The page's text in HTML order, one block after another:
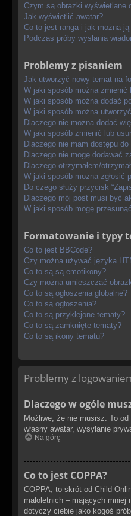
Czym są obrazki wyświetlane
Jak wyświetlić awatar?
Co to jest ranga i jak można
Podczas próby wysłania
Problemy z pisaniem
Jak utworzyć nowy temat na
W jaki sposób można zmienić
W jaki sposób można dodać
W jaki sposób można
Dlaczego nie można dodać
W jaki sposób zmienić lub
Dlaczego nie mam dostępu do
Dlaczego nie mogę dodawać
Dlaczego otrzymałem/
W jaki sposób można zgłosić
Do czego służy przycisk
Dlaczego mój post musi być
W jaki sposób mogę
Formatowanie i typy
Co to jest BBCode?
Czy można używać języka
Co to są są emotikony?
Czy można umieszczać
Co to są ogłoszenia globalne?
Co to są ogłoszenia?
Co to są przyklejone tematy?
Co to są zamknięte tematy?
Co to są ikony tematu?
Problemy z
Dlaczego w ogóle
Możliwe, że nie musisz. To
własny awatar, wysyłanie
Na górę
Co to jest COPPA?
COPPA, to skrót od Child
małoletnich – mających
dotyczy ciebie jako kogoś